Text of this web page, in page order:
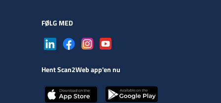
FØLG MED
Hent Scan2Web app'en nu